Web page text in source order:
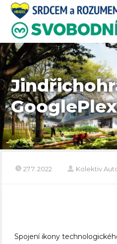
27.7. 2022 Kolektiv
Spojení ikony